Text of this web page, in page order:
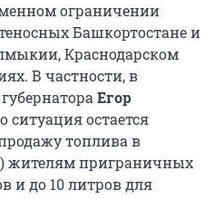
ограничении
Башкортостане и
Краснодарском
В частности, в
Егор
ситуация остается
топлива в
жителям приграничных
и до 10 литров для